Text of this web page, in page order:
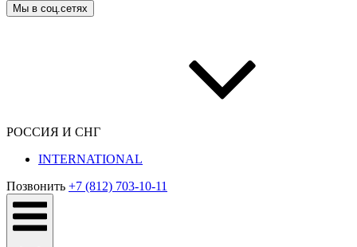
Мы в соц.сетях
РОССИЯ И СНГ
INTERNATIONAL
Позвонить +7 (812) 703-10-11